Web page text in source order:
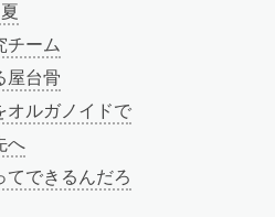
チーム
屋台骨
オルガノイドで
へ
てできるんだろ